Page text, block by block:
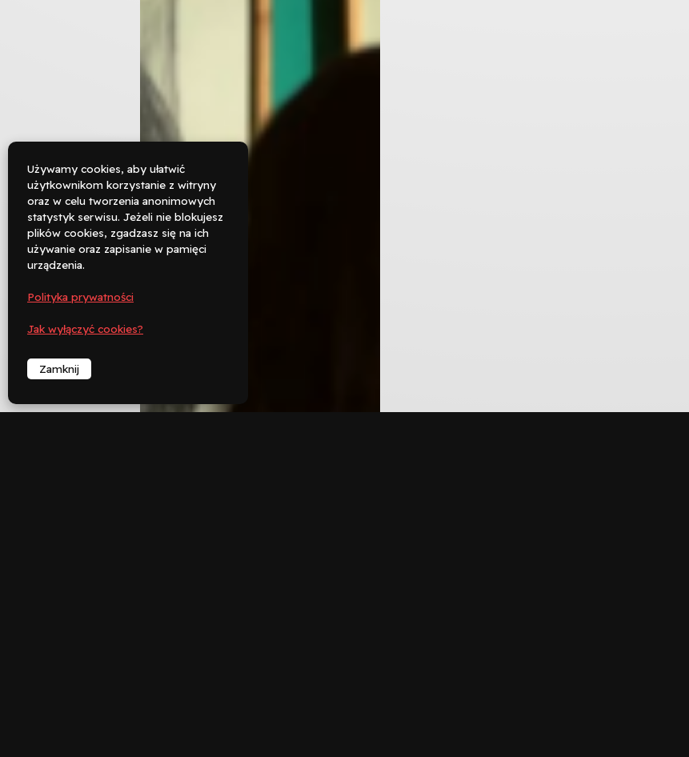

Rezerwuj

︁
︁
Używamy cookies, aby ułatwić
użytkownikom korzystanie z witryny
oraz w celu tworzenia anonimowych
statystyk serwisu. Jeżeli nie blokujesz
plików cookies, zgadzasz się na ich
używanie oraz zapisanie w pamięci
urządzenia.
Polityka prywatności
Jak wyłączyć cookies?
Zamknij